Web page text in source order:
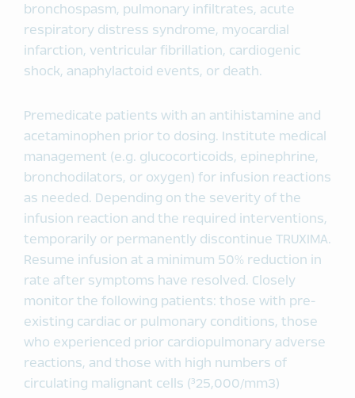
bronchospasm, pulmonary infiltrates, acute
respiratory distress syndrome, myocardial
infarction, ventricular fibrillation, cardiogenic
shock, anaphylactoid events, or death.
Premedicate patients with an antihistamine and
acetaminophen prior to dosing. Institute medical
management (e.g. glucocorticoids, epinephrine,
bronchodilators, or oxygen) for infusion reactions
as needed. Depending on the severity of the
infusion reaction and the required interventions,
temporarily or permanently discontinue TRUXIMA.
Resume infusion at a minimum 50% reduction in
rate after symptoms have resolved. Closely
monitor the following patients: those with pre-
existing cardiac or pulmonary conditions, those
who experienced prior cardiopulmonary adverse
reactions, and those with high numbers of
circulating malignant cells (³25,000/mm3)